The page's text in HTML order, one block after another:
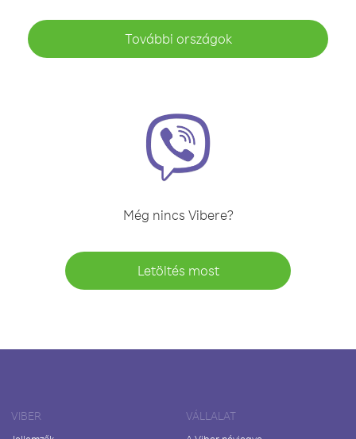
További országok
Még nincs Vibere?
Letöltés most
VIBER VÁLLALAT